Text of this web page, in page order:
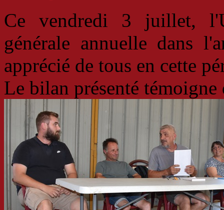
Ce vendredi 3 juillet,
générale annuelle dans
apprécié de tous en cette
Le bilan présenté